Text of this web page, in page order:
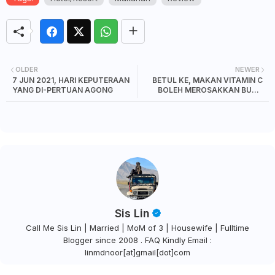
NEWER
BETUL KE, MAKAN VITAMIN C
BOLEH MEROSAKKAN BUAH
OLDER
7 JUN 2021, HARI KEPUTERAAN
YANG DI-PERTUAN AGONG
Sis Lin
Call Me Sis Lin | Married | MoM of 3 | Housewife | Fulltime
Blogger since 2008 . FAQ Kindly Email :
linmdnoor[at]gmail[dot]com